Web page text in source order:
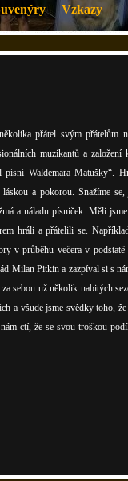
Vzkazy
přátel svým přátelům
muzikantů a založení
písní Waldemara Matušky“.
a pokorou. Snažíme
a náladu písniček. Měli
hráli a přátelili se.
v průběhu večera v
Milan Pitkin a zazpíval si s
sebou už několik nabitých
a všude jsme svědky toho,
ctí, že se svou troškou